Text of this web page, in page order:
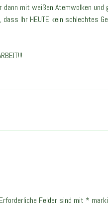
mit weißen Atemwolken und
dass Ihr HEUTE kein schlechtes
Erforderliche Felder sind mit *